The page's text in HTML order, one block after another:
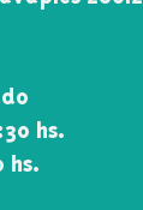
hs.
hs.